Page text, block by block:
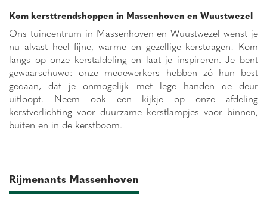
Kom kersttrendshoppen in Massenhoven en Wuustwezel
Ons tuincentrum in Massenhoven en Wuustwezel wenst je
nu alvast heel fijne, warme en gezellige kerstdagen! Kom
langs op onze kerstafdeling en laat je inspireren. Je bent
gewaarschuwd: onze medewerkers hebben zó hun best
gedaan, dat je onmogelijk met lege handen de deur
uitloopt. Neem ook een kijkje op onze afdeling
kerstverlichting voor duurzame kerstlampjes voor binnen,
buiten en in de kerstboom.
Rijmenants Massenhoven